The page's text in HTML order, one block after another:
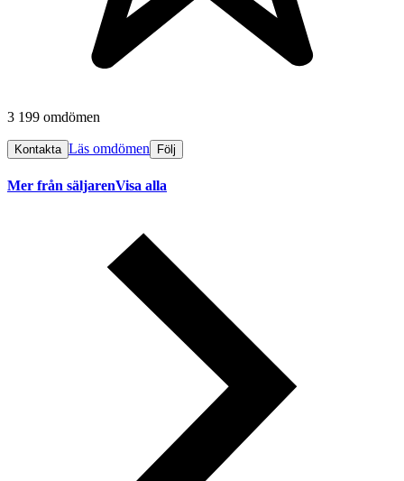
3 199 omdömen
Kontakta Läs omdömen Följ
Mer från säljarenVisa alla